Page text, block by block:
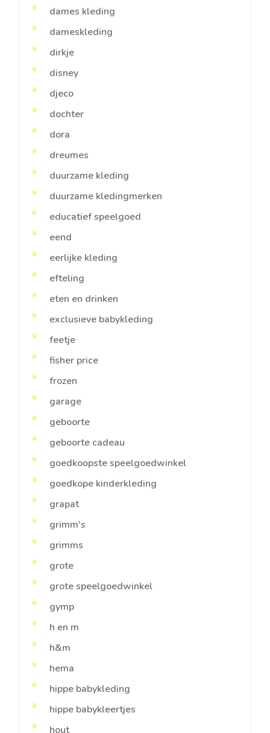
dames kleding
dameskleding
dirkje
disney
djeco
dochter
dora
dreumes
duurzame kleding
duurzame kledingmerken
educatief speelgoed
eend
eerlijke kleding
efteling
eten en drinken
exclusieve babykleding
feetje
fisher price
frozen
garage
geboorte
geboorte cadeau
goedkoopste speelgoedwinkel
goedkope kinderkleding
grapat
grimm's
grimms
grote
grote speelgoedwinkel
gymp
h en m
h&m
hema
hippe babykleding
hippe babykleertjes
hout